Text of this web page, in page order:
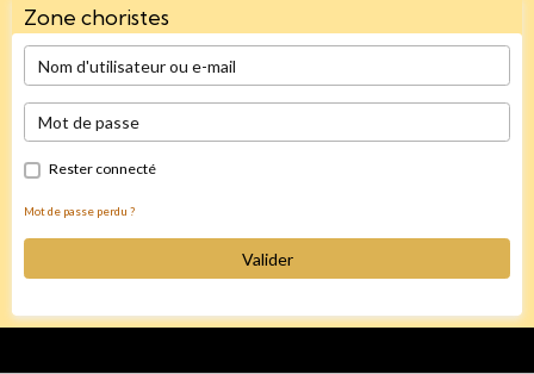
Zone choristes
Rester connecté
Mot de passe perdu ?
Valider